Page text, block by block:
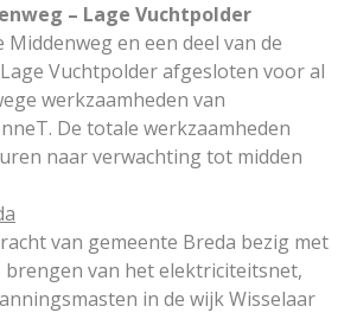
– Lage Vuchtpolder
Middenweg en een deel van de
Vuchtpolder afgesloten voor al
werkzaamheden van
De totale werkzaamheden
naar verwachting tot midden
van gemeente Breda bezig met
van het elektriciteitsnet,
in de wijk Wisselaar